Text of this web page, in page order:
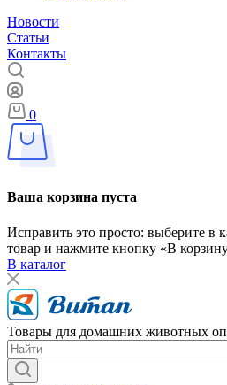
Новости
Статьи
Контакты
0
Ваша корзина пуста
Исправить это просто: выберите в
товар и нажмите кнопку «В
В каталог
Товары для домашних животных